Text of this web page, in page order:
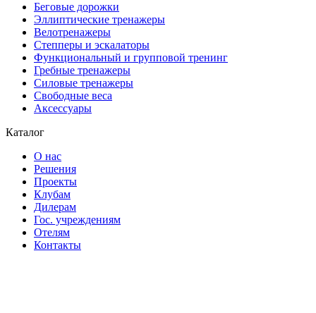
Беговые дорожки
Эллиптические тренажеры
Велотренажеры
Степперы и эскалаторы
Функциональный и групповой тренинг
Гребные тренажеры
Силовые тренажеры
Свободные веса
Аксессуары
Каталог
О нас
Решения
Проекты
Клубам
Дилерам
Гос. учреждениям
Отелям
Контакты